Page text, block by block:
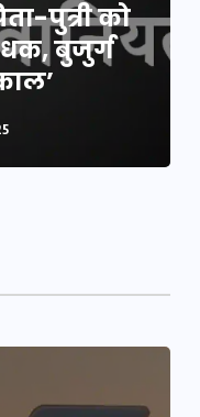
पुत्री को
बुजुर्ग